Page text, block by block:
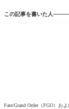
この記事を書いた人
Fate/Grand Order（FGO）お